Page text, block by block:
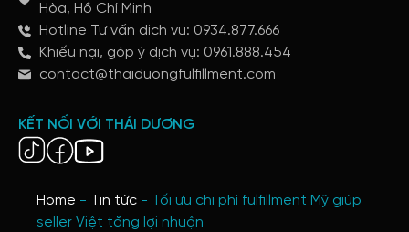
Hòa, Hồ Chí Minh
Hotline Tư vấn dịch vụ: 0934.877.666
Khiếu nại, góp ý dịch vụ: 0961.888.454
contact@thaiduongfulfillment.com
KẾT NỐI VỚI THÁI DƯƠNG
Home - Tin tức - Tối ưu chi phí fulfillment Mỹ giúp
seller Việt tăng lợi nhuận